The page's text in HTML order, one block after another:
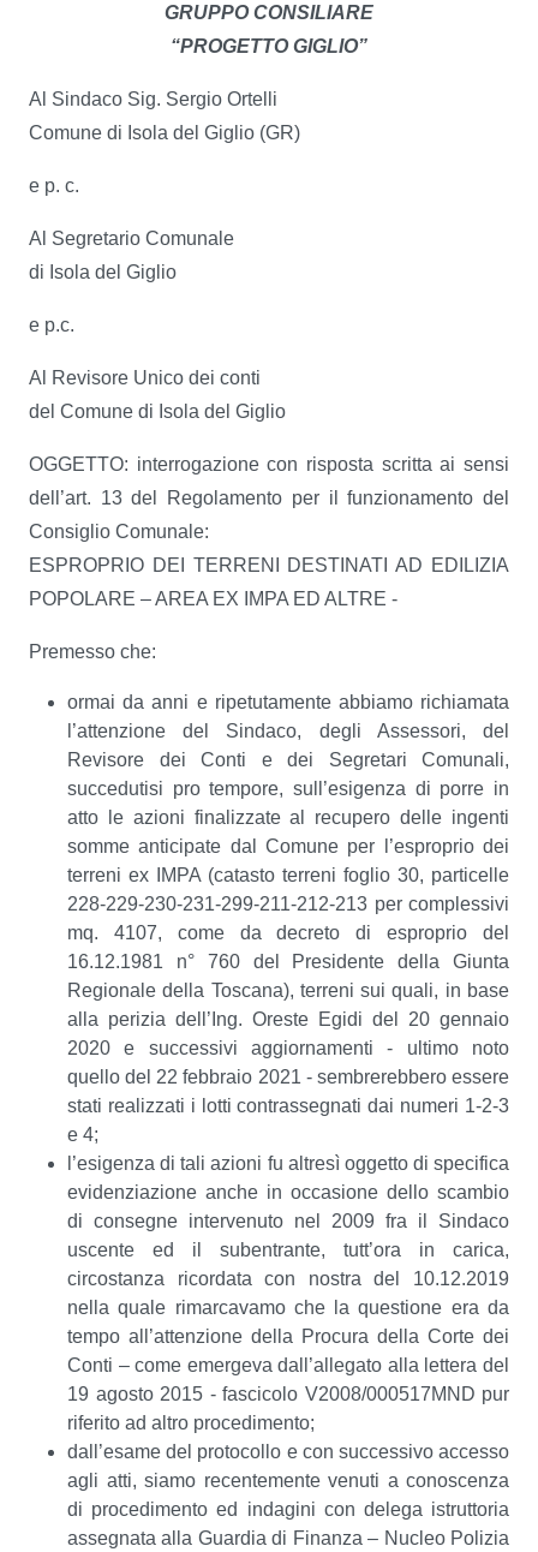
GRUPPO CONSILIARE
“PROGETTO GIGLIO”
Al Sindaco Sig. Sergio Ortelli
Comune di Isola del Giglio (GR)
e p. c.
Al Segretario Comunale
di Isola del Giglio
e p.c.
Al Revisore Unico dei conti
del Comune di Isola del Giglio
OGGETTO: interrogazione con risposta scritta ai sensi
dell’art. 13 del Regolamento per il funzionamento del
Consiglio Comunale:
ESPROPRIO DEI TERRENI DESTINATI AD EDILIZIA
POPOLARE – AREA EX IMPA ED ALTRE -
Premesso che:
ormai da anni e ripetutamente abbiamo richiamata
l’attenzione del Sindaco, degli Assessori, del
Revisore dei Conti e dei Segretari Comunali,
succedutisi pro tempore, sull’esigenza di porre in
atto le azioni finalizzate al recupero delle ingenti
somme anticipate dal Comune per l’esproprio dei
terreni ex IMPA (catasto terreni foglio 30, particelle
228-229-230-231-299-211-212-213 per complessivi
mq. 4107, come da decreto di esproprio del
16.12.1981 n° 760 del Presidente della Giunta
Regionale della Toscana), terreni sui quali, in base
alla perizia dell’Ing. Oreste Egidi del 20 gennaio
2020 e successivi aggiornamenti - ultimo noto
quello del 22 febbraio 2021 - sembrerebbero essere
stati realizzati i lotti contrassegnati dai numeri 1-2-3
e 4;
l’esigenza di tali azioni fu altresì oggetto di specifica
evidenziazione anche in occasione dello scambio
di consegne intervenuto nel 2009 fra il Sindaco
uscente ed il subentrante, tutt’ora in carica,
circostanza ricordata con nostra del 10.12.2019
nella quale rimarcavamo che la questione era da
tempo all’attenzione della Procura della Corte dei
Conti – come emergeva dall’allegato alla lettera del
19 agosto 2015 - fascicolo V2008/000517MND pur
riferito ad altro procedimento;
dall’esame del protocollo e con successivo accesso
agli atti, siamo recentemente venuti a conoscenza
di procedimento ed indagini con delega istruttoria
assegnata alla Guardia di Finanza – Nucleo Polizia